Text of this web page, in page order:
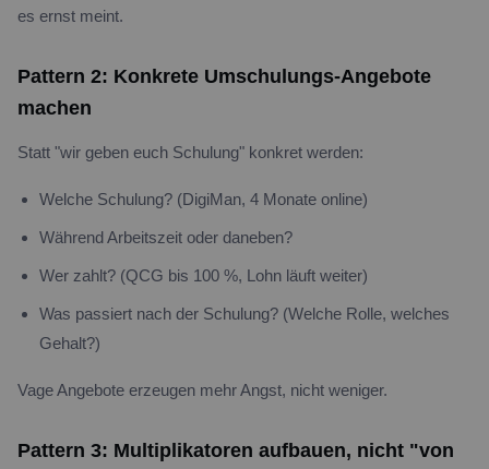
es ernst meint.
Pattern 2: Konkrete Umschulungs-Angebote
machen
Statt "wir geben euch Schulung" konkret werden:
Welche Schulung? (DigiMan, 4 Monate online)
Während Arbeitszeit oder daneben?
Wer zahlt? (QCG bis 100 %, Lohn läuft weiter)
Was passiert nach der Schulung? (Welche Rolle, welches
Gehalt?)
Vage Angebote erzeugen mehr Angst, nicht weniger.
Pattern 3: Multiplikatoren aufbauen, nicht "von